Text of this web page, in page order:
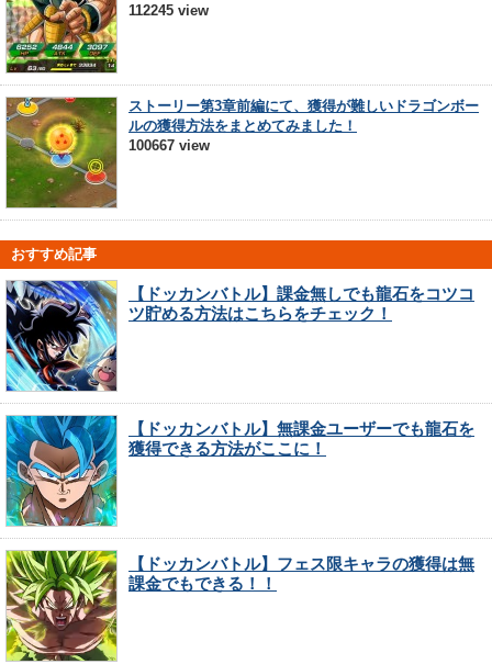
112245 view
ストーリー第3章前編にて、獲得が難しいドラゴンボー
ルの獲得方法をまとめてみました！
100667 view
おすすめ記事
【ドッカンバトル】課金無しでも龍石をコツコ
ツ貯める方法はこちらをチェック！
【ドッカンバトル】無課金ユーザーでも龍石を
獲得できる方法がここに！
【ドッカンバトル】フェス限キャラの獲得は無
課金でもできる！！